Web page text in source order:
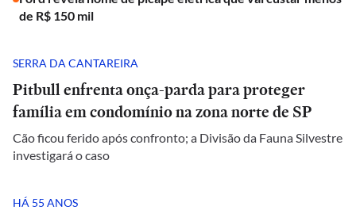
de R$ 150 mil
SERRA DA CANTAREIRA
Pitbull enfrenta onça-parda para proteger
família em condomínio na zona norte de SP
Cão ficou ferido após confronto; a Divisão da Fauna Silvestre
investigará o caso
HÁ 55 ANOS